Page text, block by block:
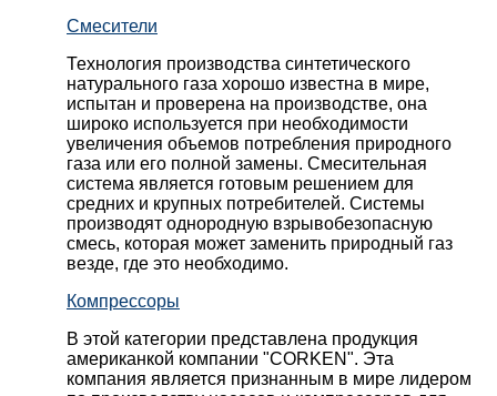
Смесители
Технология производства синтетического
натурального газа хорошо известна в мире,
испытан и проверена на производстве, она
широко используется при необходимости
увеличения объемов потребления природного
газа или его полной замены. Смесительная
система является готовым решением для
средних и крупных потребителей. Системы
производят однородную взрывобезопасную
смесь, которая может заменить природный газ
везде, где это необходимо.
Компрессоры
В этой категории представлена продукция
американкой компании "CORKEN". Эта
компания является признанным в мире лидером